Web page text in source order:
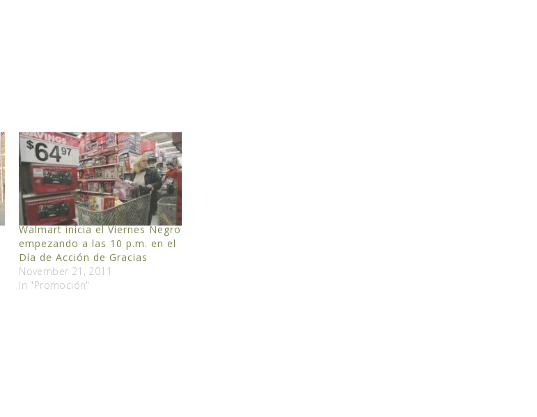
Walmart inicia el Viernes Negro
empezando a las 10 p.m. en el
Día de Acción de Gracias
November 21, 2011
In "Promoción"